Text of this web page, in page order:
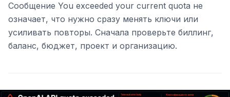
Сообщение You exceeded your current quota не
означает, что нужно сразу менять ключи или
усиливать повторы. Сначала проверьте биллинг,
баланс, бюджет, проект и организацию.